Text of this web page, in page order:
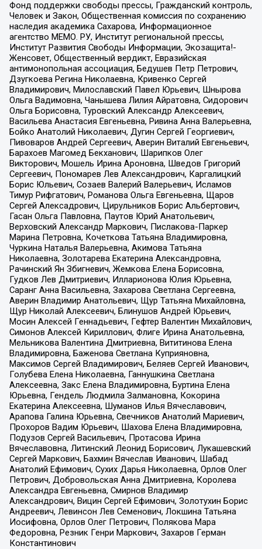
Фонд поддержки свободы прессы, Гражданский контроль,
Человек и Закон, Общественная комиссия по сохранению
наследия академика Сахарова, Информационное
агентство МЕМО. РУ, Институт региональной прессы,
Институт Развития Свободы Информации, Экозащита!-
Женсовет, Общественный вердикт, Евразийская
антимонопольная ассоциация, Бедушев Петр Петрович,
Дзугкоева Регина Николаевна, Кривенко Сергей
Владимирович, Милославский Павел Юрьевич, Шнырова
Ольга Вадимовна, Чанышева Лилия Айратовна, Сидорович
Ольга Борисовна, Туровский Александр Алексеевич,
Васильева Анастасия Евгеньевна, Ривина Анна Валерьевна,
Бойко Анатолий Николаевич, Дугин Сергей Георгиевич,
Пивоваров Андрей Сергеевич, Аверин Виталий Евгеньевич,
Барахоев Магомед Бекханович, Шарипков Олег
Викторович, Мошель Ирина Ароновна, Шведов Григорий
Сергеевич, Пономарев Лев Александрович, Каргалицкий
Борис Юльевич, Созаев Валерий Валерьевич, Исламов
Тимур Рифгатович, Романова Ольга Евгеньевна, Щаров
Сергей Алексадрович, Цирульников Борис Альбертович,
Гасан Ольга Павловна, Паутов Юрий Анатольевич,
Верховский Александр Маркович, Пислакова-Паркер
Марина Петровна, Кочеткова Татьяна Владимировна,
Чуркина Наталья Валерьевна, Акимова Татьяна
Николаевна, Золотарева Екатерина Александровна,
Рачинский Ян Збигневич, Жемкова Елена Борисовна,
Гудков Лев Дмитриевич, Илларионова Юлия Юрьевна,
Саранг Анна Васильевна, Захарова Светлана Сергеевна,
Аверин Владимир Анатольевич, Щур Татьяна Михайловна,
Щур Николай Алексеевич, Блинушов Андрей Юрьевич,
Мосин Алексей Геннадьевич, Гефтер Валентин Михайлович,
Симонов Алексей Кириллович, Флиге Ирина Анатольевна,
Мельникова Валентина Дмитриевна, Вититинова Елена
Владимировна, Баженова Светлана Куприяновна,
Максимов Сергей Владимирович, Беляев Сергей Иванович,
Голубева Елена Николаевна, Ганнушкина Светлана
Алексеевна, Закс Елена Владимировна, Буртина Елена
Юрьевна, Гендель Людмила Залмановна, Кокорина
Екатерина Алексеевна, Шуманов Илья Вячеславович,
Арапова Галина Юрьевна, Свечников Анатолий Мариевич,
Прохоров Вадим Юрьевич, Шахова Елена Владимировна,
Подузов Сергей Васильевич, Протасова Ирина
Вячеславовна, Литинский Леонид Борисович, Лукашевский
Сергей Маркович, Бахмин Вячеслав Иванович, Шабад
Анатолий Ефимович, Сухих Дарья Николаевна, Орлов Олег
Петрович, Добровольская Анна Дмитриевна, Королева
Александра Евгеньевна, Смирнов Владимир
Александрович, Вицин Сергей Ефимович, Золотухин Борис
Андреевич, Левинсон Лев Семенович, Локшина Татьяна
Иосифовна, Орлов Олег Петрович, Полякова Мара
Федоровна, Резник Генри Маркович, Захаров Герман
Константинович